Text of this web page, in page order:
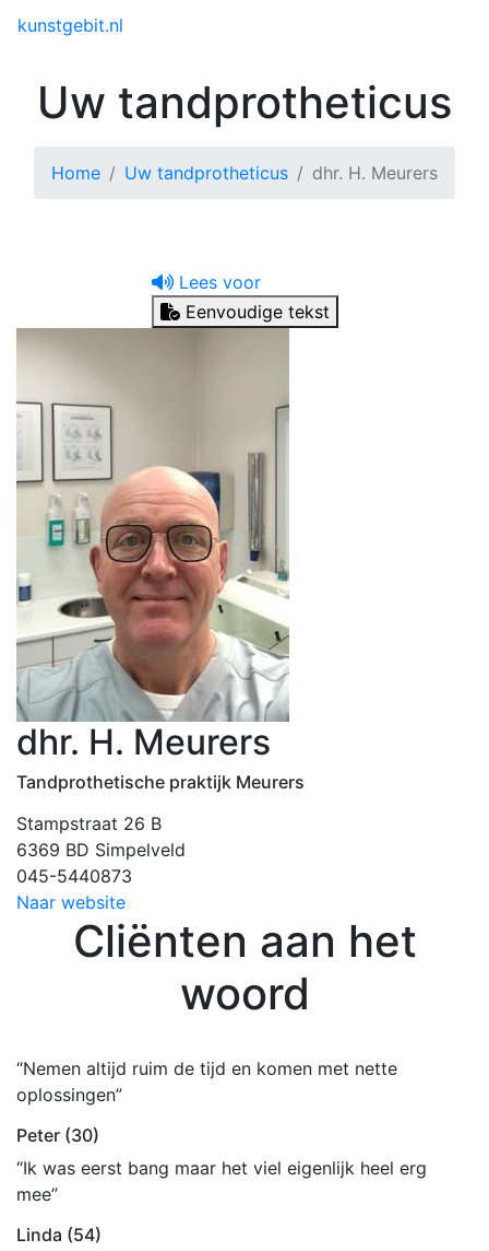
kunstgebit.nl
Uw tandprotheticus
Home Uw tandprotheticus dhr. H. Meurers
Lees voor
Eenvoudige tekst
dhr. H. Meurers
Tandprothetische praktijk Meurers
Stampstraat 26 B
6369 BD Simpelveld
045-5440873
Naar website
Cliënten aan het
woord
“Nemen altijd ruim de tijd en komen met nette
oplossingen”
Peter (30)
“Ik was eerst bang maar het viel eigenlijk heel erg
mee”
Linda (54)